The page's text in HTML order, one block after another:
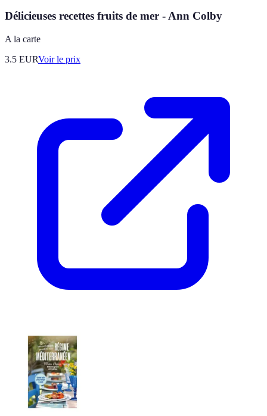
Délicieuses recettes fruits de mer - Ann Colby
A la carte
3.5 EURVoir le prix